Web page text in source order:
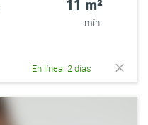
11 m²
mín.
En línea: 2 días